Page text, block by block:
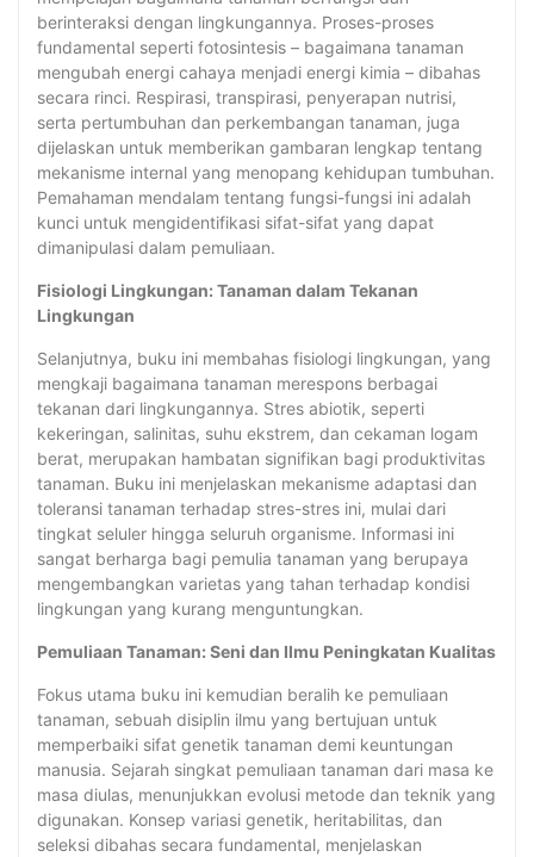
berinteraksi dengan lingkungannya. Proses-proses
fundamental seperti fotosintesis – bagaimana tanaman
mengubah energi cahaya menjadi energi kimia – dibahas
secara rinci. Respirasi, transpirasi, penyerapan nutrisi,
serta pertumbuhan dan perkembangan tanaman, juga
dijelaskan untuk memberikan gambaran lengkap tentang
mekanisme internal yang menopang kehidupan tumbuhan.
Pemahaman mendalam tentang fungsi-fungsi ini adalah
kunci untuk mengidentifikasi sifat-sifat yang dapat
dimanipulasi dalam pemuliaan.
Fisiologi Lingkungan: Tanaman dalam Tekanan
Lingkungan
Selanjutnya, buku ini membahas fisiologi lingkungan, yang
mengkaji bagaimana tanaman merespons berbagai
tekanan dari lingkungannya. Stres abiotik, seperti
kekeringan, salinitas, suhu ekstrem, dan cekaman logam
berat, merupakan hambatan signifikan bagi produktivitas
tanaman. Buku ini menjelaskan mekanisme adaptasi dan
toleransi tanaman terhadap stres-stres ini, mulai dari
tingkat seluler hingga seluruh organisme. Informasi ini
sangat berharga bagi pemulia tanaman yang berupaya
mengembangkan varietas yang tahan terhadap kondisi
lingkungan yang kurang menguntungkan.
Pemuliaan Tanaman: Seni dan Ilmu Peningkatan Kualitas
Fokus utama buku ini kemudian beralih ke pemuliaan
tanaman, sebuah disiplin ilmu yang bertujuan untuk
memperbaiki sifat genetik tanaman demi keuntungan
manusia. Sejarah singkat pemuliaan tanaman dari masa ke
masa diulas, menunjukkan evolusi metode dan teknik yang
digunakan. Konsep variasi genetik, heritabilitas, dan
seleksi dibahas secara fundamental, menjelaskan